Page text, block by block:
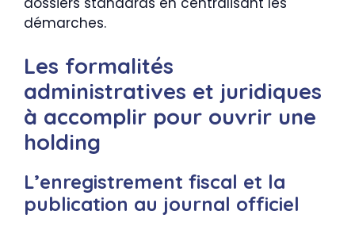
démarches.
Les formalités
administratives et juridiques
à accomplir pour ouvrir une
holding
L’enregistrement fiscal et la
publication au journal officiel